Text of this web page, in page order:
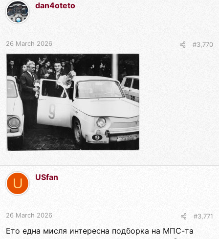
dan4oteto
26 March 2026 #3,770
U USfan
26 March 2026 #3,771
Ето една мисля интересна подборка на МПС-та